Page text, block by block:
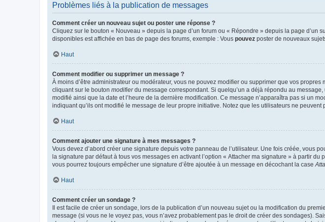
Problèmes liés à la publication de messages
Comment créer un nouveau sujet ou poster une réponse ?
Cliquez sur le bouton « Nouveau » depuis la page d’un forum ou « Répondre » depuis la page
disponibles est affichée en bas de page des forums, exemple : Vous pouvez poster de nouveaux
Haut
Comment modifier ou supprimer un message ?
À moins d’être administrateur ou modérateur, vous ne pouvez modifier ou supprimer que vos
cliquant sur le bouton modifierdu message correspondant. Si quelqu’un a déjà répondu au
modifié ainsi que la date et l’heure de la dernière modification. Ce message n’apparaîtra pas si un
indiquant qu’ils ont modifié le message de leur propre initiative. Notez que les utilisateurs ne
Haut
Comment ajouter une signature à mes messages ?
Vous devez d’abord créer une signature depuis votre panneau de l’utilisateur. Une fois créée, vous
la signature par défaut à tous vos messages en activant l’option « Attacher ma signature » à partir du
vous pourrez toujours empêcher une signature d’être ajoutée à un message en décochant la case
Haut
Comment créer un sondage ?
Il est facile de créer un sondage, lors de la publication d’un nouveau sujet ou la modification du
message (si vous ne le voyez pas, vous n’avez probablement pas le droit de créer des sondages).